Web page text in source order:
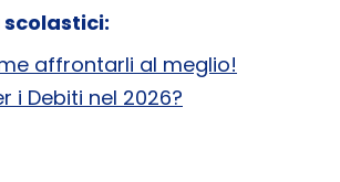
affrontarli al meglio!
i Debiti nel 2026?